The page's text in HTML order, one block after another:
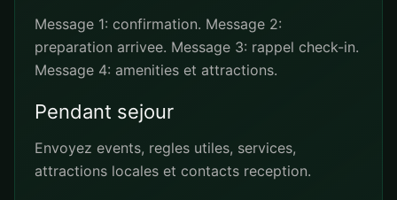
Message 1: confirmation. Message 2:
preparation arrivee. Message 3: rappel check-in.
Message 4: amenities et attractions.
Pendant sejour
Envoyez events, regles utiles, services,
attractions locales et contacts reception.